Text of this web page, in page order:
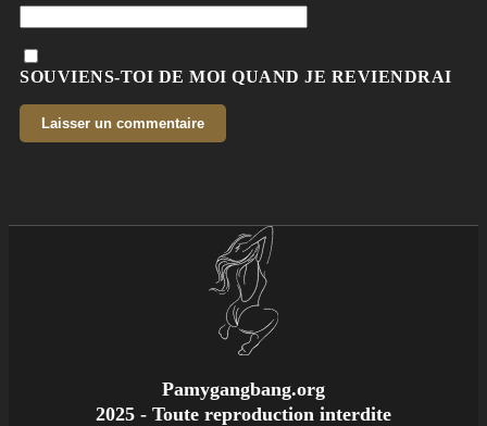
SOUVIENS-TOI DE MOI QUAND JE REVIENDRAI
Pamygangbang.org
2025 - Toute reproduction interdite